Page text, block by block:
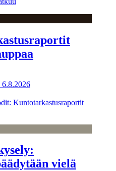
6.8.2026
Kuntotarkastusraportit
vielä